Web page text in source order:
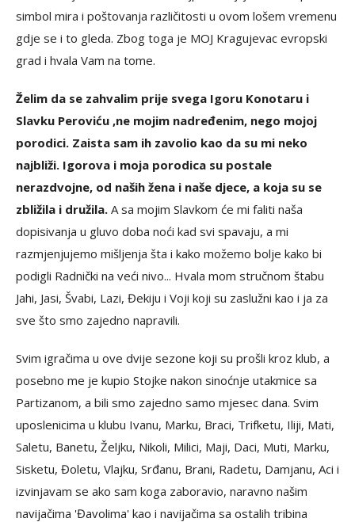
simbol mira i poštovanja različitosti u ovom lošem vremenu
gdje se i to gleda. Zbog toga je MOJ Kragujevac evropski
grad i hvala Vam na tome.
Želim da se zahvalim prije svega Igoru Konotaru i
Slavku Peroviću ,ne mojim nadređenim, nego mojoj
porodici. Zaista sam ih zavolio kao da su mi neko
najbliži. Igorova i moja porodica su postale
nerazdvojne, od naših žena i naše djece, a koja su se
zbližila i družila. A sa mojim Slavkom će mi faliti naša
dopisivanja u gluvo doba noći kad svi spavaju, a mi
razmjenjujemo mišljenja šta i kako možemo bolje kako bi
podigli Radnički na veći nivo... Hvala mom stručnom štabu
Jahi, Jasi, Švabi, Lazi, Đekiju i Voji koji su zaslužni kao i ja za
sve što smo zajedno napravili.
Svim igračima u ove dvije sezone koji su prošli kroz klub, a
posebno me je kupio Stojke nakon sinoćnje utakmice sa
Partizanom, a bili smo zajedno samo mjesec dana. Svim
uposlenicima u klubu Ivanu, Marku, Braci, Trifketu, Iliji, Mati,
Saletu, Banetu, Željku, Nikoli, Milici, Maji, Daci, Muti, Marku,
Sisketu, Đoletu, Vlajku, Srđanu, Brani, Radetu, Damjanu, Aci i
izvinjavam se ako sam koga zaboravio, naravno našim
navijačima 'Đavolima' kao i navijačima sa ostalih tribina